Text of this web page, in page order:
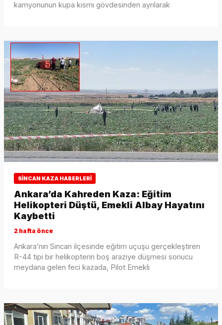
kamyonunun kupa kısmı gövdesinden ayrılarak
SINCAN KAZA HABERLERI
Ankara’da Kahreden Kaza: Eğitim
Helikopteri Düştü, Emekli Albay Hayatını
Kaybetti
2 hafta önce
Ankara’nın Sincan ilçesinde eğitim uçuşu gerçekleştiren
R-44 tipi bir helikopterin boş araziye düşmesi sonucu
meydana gelen feci kazada, Pilot Emekli